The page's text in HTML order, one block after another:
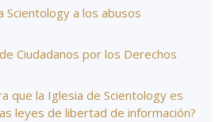
Scientology a los abusos
Ciudadanos por los Derechos
que la Iglesia de Scientology es
leyes de libertad de información?